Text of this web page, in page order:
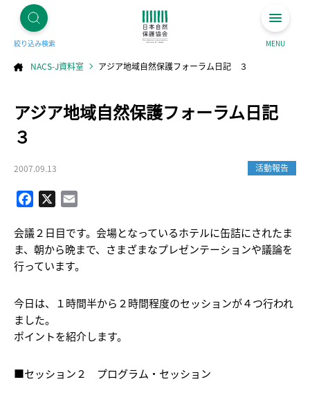
絞り込み検索 MENU
NACS-J資料室 アジア地域自然保護フォーラム日記 ３
アジア地域自然保護フォーラム日記
３
2007.09.13 活動報告
Facebook
会議２日目です。会場となっているホテルに缶詰にされたま
ま、朝から晩まで、さまざまなプレゼンテーションや議論を
行っています。
今日は、１時間半から２時間程度のセッションが４つ行われ
ました。
ポイントを紹介します。
■セッション２ プログラム・セッション